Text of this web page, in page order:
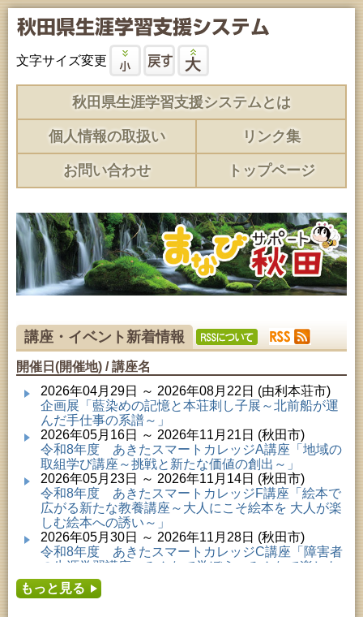
文字サイズ変更
秋田県生涯学習支援システムとは
個人情報の取扱い リンク集
お問い合わせ トップページ
講座・イベント新着情報
開催日(開催地) / 講座名
2026年04月29日 ～ 2026年08月22日 (由利本荘市)
企画展「藍染めの記憶と本荘刺し子展～北前船が運
んだ手仕事の系譜～」
2026年05月16日 ～ 2026年11月21日 (秋田市)
令和8年度 あきたスマートカレッジA講座「地域の
取組学び講座～挑戦と新たな価値の創出～」
2026年05月23日 ～ 2026年11月14日 (秋田市)
令和8年度 あきたスマートカレッジF講座「絵本で
広がる新たな教養講座～大人にこそ絵本を 大人が楽
しむ絵本への誘い～」
2026年05月30日 ～ 2026年11月28日 (秋田市)
令和8年度 あきたスマートカレッジC講座「障害者
の生涯学習講座～みんなで学ぼう、みんなで楽しも
う～」
2026年06月02日 ～ 2026年11月30日 (秋田市)
もっと見る